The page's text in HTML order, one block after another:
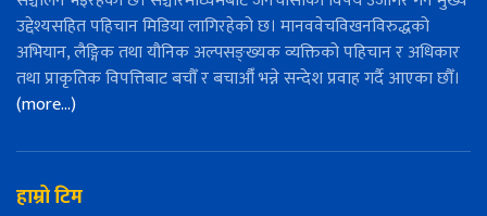
उद्देश्यसहित पहिचान मिडिया लागिरहेको छ। मानववेचविखनविरुद्धको
अभियान, लैङ्गिक तथा यौनिक अल्पसङ्ख्यक व्यक्तिको पहिचान र अधिकार
तथा प्राकृतिक विपत्तिबाट बचौँ र बचाऔँ भन्ने सन्देश प्रवाह गर्दै आएका छौँ।
(more…)
हाम्रो टिम